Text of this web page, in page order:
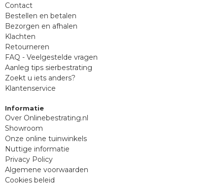
Contact
Bestellen en betalen
Bezorgen en afhalen
Klachten
Retourneren
FAQ - Veelgestelde vragen
Aanleg tips sierbestrating
Zoekt u iets anders?
Klantenservice
Informatie
Over Onlinebestrating.nl
Showroom
Onze online tuinwinkels
Nuttige informatie
Privacy Policy
Algemene voorwaarden
Cookies beleid